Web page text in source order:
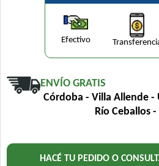
Efectivo
ENVÍO GRATIS
Córdoba - Villa Allende
Río Ceballos
HACÉ TU PEDIDO O